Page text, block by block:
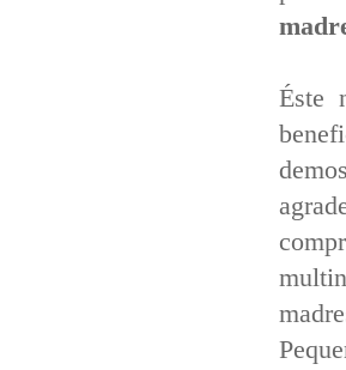
Éste